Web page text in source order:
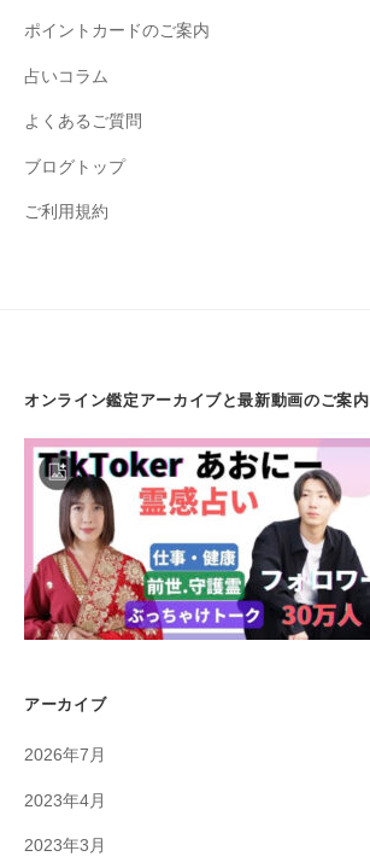
ポイントカードのご案内
占いコラム
よくあるご質問
ブログトップ
ご利用規約
オンライン鑑定アーカイブと最新動画のご案内
アーカイブ
2026年7月
2023年4月
2023年3月